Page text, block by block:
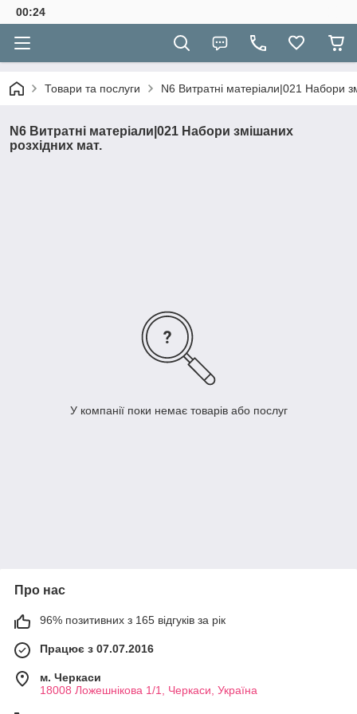
00:24
Товари та послуги N6 Витратні матеріали|021 Набори
N6 Витратні матеріали|021 Набори змішаних
розхідних мат.
У компанії поки немає товарів або послуг
Про нас
96% позитивних з 165 відгуків за рік
Працює з 07.07.2016
м. Черкаси
18008 Ложешнікова 1/1, Черкаси, Україна